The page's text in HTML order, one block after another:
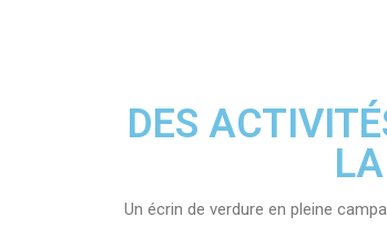
DES
Un écrin de verdure en pleine